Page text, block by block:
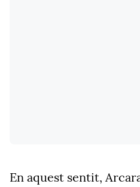
En aquest sentit,